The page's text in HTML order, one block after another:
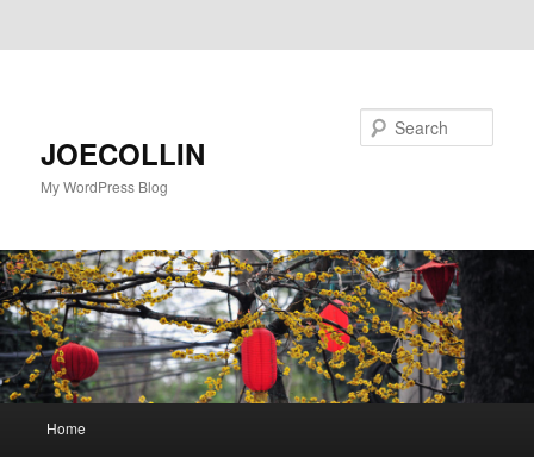
JOECOLLIN
My WordPress Blog
Home